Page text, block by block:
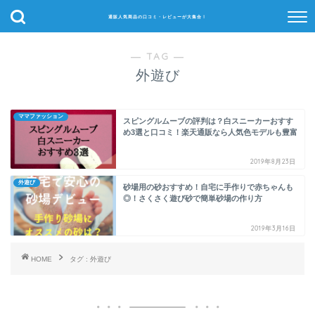
通販人気商品の口コミ・レビューが大集合！
― TAG ―
外遊び
ママファッション
スピングルムーブの評判は？白スニーカーおすす
め3選と口コミ！楽天通販なら人気色モデルも豊富
2019年8月23日
外遊び
砂場用の砂おすすめ！自宅に手作りで赤ちゃんも
◎！さくさく遊び砂で簡単砂場の作り方
2019年3月16日
HOME タグ : 外遊び